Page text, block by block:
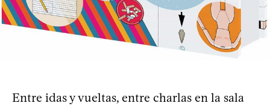
Entre idas y vueltas, entre charlas en la sala